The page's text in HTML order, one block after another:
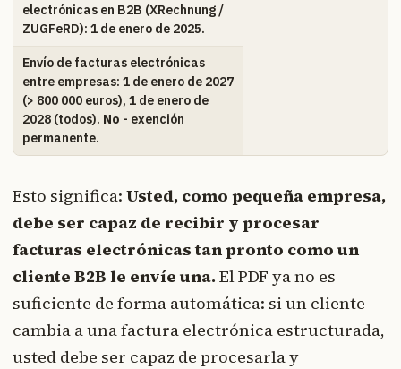
electrónicas en B2B (XRechnung /
ZUGFeRD): 1 de enero de 2025.
Envío de facturas electrónicas
entre empresas: 1 de enero de 2027
(> 800 000 euros), 1 de enero de
2028 (todos). No - exención
permanente.
Esto significa: Usted, como pequeña empresa,
debe ser capaz de recibir y procesar
facturas electrónicas tan pronto como un
cliente B2B le envíe una. El PDF ya no es
suficiente de forma automática: si un cliente
cambia a una factura electrónica estructurada,
usted debe ser capaz de procesarla y